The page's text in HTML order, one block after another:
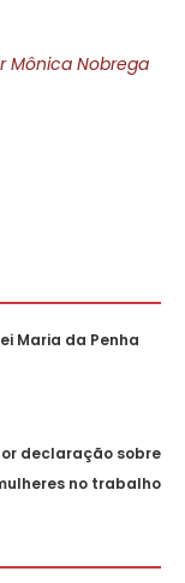
Mônica Nobrega
Maria da Penha
declaração sobre
no trabalho